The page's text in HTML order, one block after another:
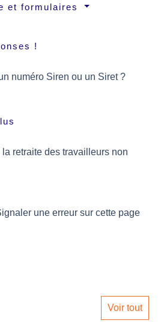
et formulaires
!
numéro Siren ou un Siret ?
retraite des travailleurs non
une erreur sur cette page
Voir tout